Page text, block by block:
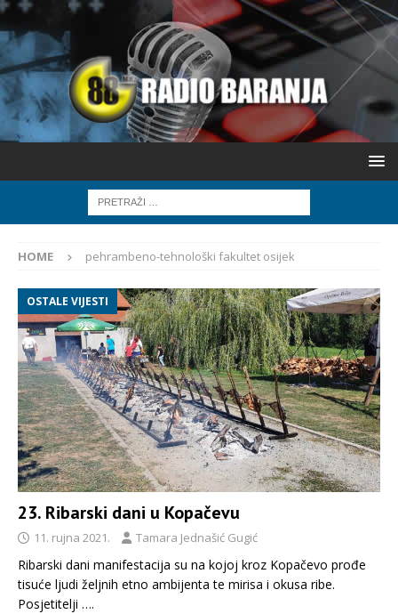
HOME pehrambeno-tehnološki fakultet osijek
OSTALE VIJESTI
23. Ribarski dani u Kopačevu
11. rujna 2021. Tamara Jednašić Gugić
Ribarski dani manifestacija su na kojoj kroz Kopačevo prođe
tisuće ljudi željnih etno ambijenta te mirisa i okusa ribe.
Posjetitelji ….